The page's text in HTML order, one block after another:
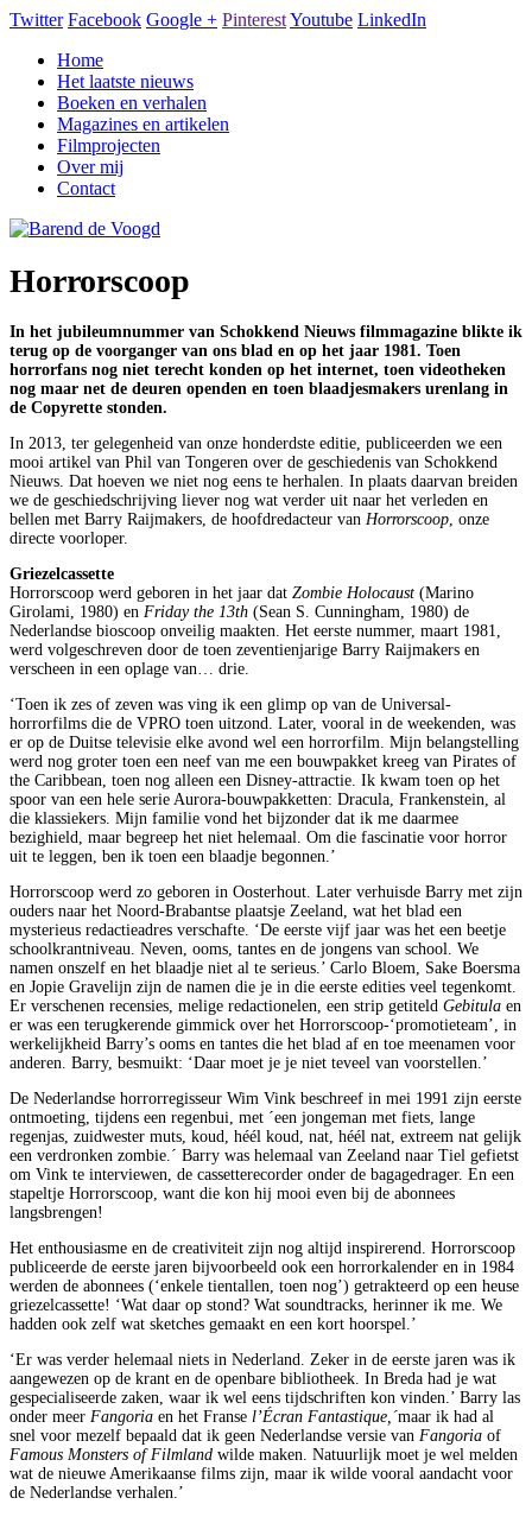
Twitter Facebook Google + PinterestYoutube LinkedIn
Home
Het laatste nieuws
Boeken en verhalen
Magazines en artikelen
Filmprojecten
Over mij
Contact
Horrorscoop
In het jubileumnummer van Schokkend Nieuws filmmagazine blikte ik
terug op de voorganger van ons blad en op het jaar 1981. Toen
horrorfans nog niet terecht konden op het internet, toen videotheken
nog maar net de deuren openden en toen blaadjesmakers urenlang in
de Copyrette stonden.
In 2013, ter gelegenheid van onze honderdste editie, publiceerden we een
mooi artikel van Phil van Tongeren over de geschiedenis van Schokkend
Nieuws. Dat hoeven we niet nog eens te herhalen. In plaats daarvan breiden
we de geschiedschrijving liever nog wat verder uit naar het verleden en
bellen met Barry Raijmakers, de hoofdredacteur van Horrorscoop , onze
directe voorloper.
Griezelcassette
Horrorscoop werd geboren in het jaar dat Zombie Holocaust (Marino
Girolami, 1980) en Friday the 13th (Sean S. Cunningham, 1980) de
Nederlandse bioscoop onveilig maakten. Het eerste nummer, maart 1981,
werd volgeschreven door de toen zeventienjarige Barry Raijmakers en
verscheen in een oplage van… drie.
‘Toen ik zes of zeven was ving ik een glimp op van de Universal-
horrorfilms die de VPRO toen uitzond. Later, vooral in de weekenden, was
er op de Duitse televisie elke avond wel een horrorfilm. Mijn belangstelling
werd nog groter toen een neef van me een bouwpakket kreeg van Pirates of
the Caribbean, toen nog alleen een Disney-attractie. Ik kwam toen op het
spoor van een hele serie Aurora-bouwpakketten: Dracula, Frankenstein, al
die klassiekers. Mijn familie vond het bijzonder dat ik me daarmee
bezighield, maar begreep het niet helemaal. Om die fascinatie voor horror
uit te leggen, ben ik toen een blaadje begonnen.’
Horrorscoop werd zo geboren in Oosterhout. Later verhuisde Barry met zijn
ouders naar het Noord-Brabantse plaatsje Zeeland, wat het blad een
mysterieus redactieadres verschafte. ‘De eerste vijf jaar was het een beetje
schoolkrantniveau. Neven, ooms, tantes en de jongens van school. We
namen onszelf en het blaadje niet al te serieus.’ Carlo Bloem, Sake Boersma
en Jopie Gravelijn zijn de namen die je in die eerste edities veel tegenkomt.
Er verschenen recensies, melige redactionelen, een strip getiteld Gebitula en
er was een terugkerende gimmick over het Horrorscoop-‘promotieteam’, in
werkelijkheid Barry’s ooms en tantes die het blad af en toe meenamen voor
anderen. Barry, besmuikt: ‘Daar moet je je niet teveel van voorstellen.’
De Nederlandse horrorregisseur Wim Vink beschreef in mei 1991 zijn eerste
ontmoeting, tijdens een regenbui, met ´een jongeman met fiets, lange
regenjas, zuidwester muts, koud, héél koud, nat, héél nat, extreem nat gelijk
een verdronken zombie.´ Barry was helemaal van Zeeland naar Tiel gefietst
om Vink te interviewen, de cassetterecorder onder de bagagedrager. En een
stapeltje Horrorscoop, want die kon hij mooi even bij de abonnees
langsbrengen!
Het enthousiasme en de creativiteit zijn nog altijd inspirerend. Horrorscoop
publiceerde de eerste jaren bijvoorbeeld ook een horrorkalender en in 1984
werden de abonnees (‘enkele tientallen, toen nog’) getrakteerd op een heuse
griezelcassette! ‘Wat daar op stond? Wat soundtracks, herinner ik me. We
hadden ook zelf wat sketches gemaakt en een kort hoorspel.’
‘Er was verder helemaal niets in Nederland. Zeker in de eerste jaren was ik
aangewezen op de krant en de openbare bibliotheek. In Breda had je wat
gespecialiseerde zaken, waar ik wel eens tijdschriften kon vinden.’ Barry las
onder meer Fangoria en het Franse l’Écran Fantastique,´maar ik had al
snel voor mezelf bepaald dat ik geen Nederlandse versie van Fangoria of
Famous Monsters of Filmland wilde maken. Natuurlijk moet je wel melden
wat de nieuwe Amerikaanse films zijn, maar ik wilde vooral aandacht voor
de Nederlandse verhalen.’